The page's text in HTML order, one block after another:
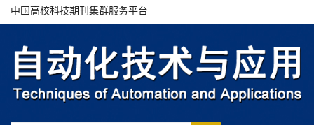
中国高校科技期刊集群服务平台